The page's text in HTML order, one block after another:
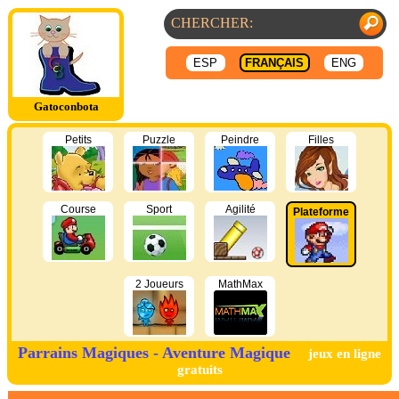
Gatoconbota
ESP FRANÇAIS ENG
Petits Puzzle Peindre Filles
Course Sport Agilité Plateforme
2 Joueurs MathMax
Parrains Magiques - Aventure Magique
jeux en ligne
gratuits